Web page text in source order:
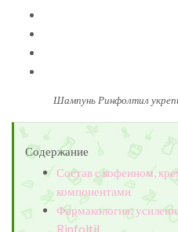
Шампунь Ринфолтил
Содержание
Состав с кофеином,
компонентами
Фармакология:
Rinfoltil